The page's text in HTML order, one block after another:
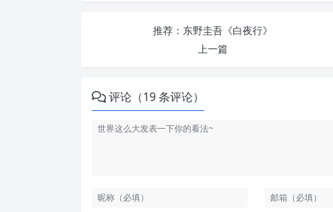
推荐：东野圭吾《白夜行》
上一篇
评论（19 条评论）